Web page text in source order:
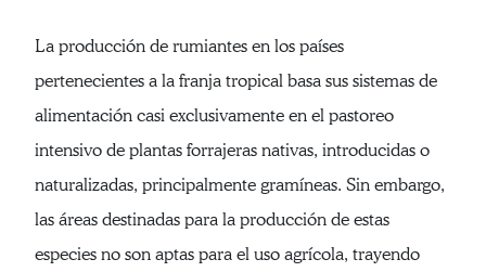
La producción de rumiantes en los países
pertenecientes a la franja tropical basa sus sistemas de
alimentación casi exclusivamente en el pastoreo
intensivo de plantas forrajeras nativas, introducidas o
naturalizadas, principalmente gramíneas. Sin embargo,
las áreas destinadas para la producción de estas
especies no son aptas para el uso agrícola, trayendo